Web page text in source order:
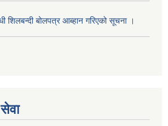
शिलबन्दी बोलपत्र आब्हान गरिएको सूचना ।